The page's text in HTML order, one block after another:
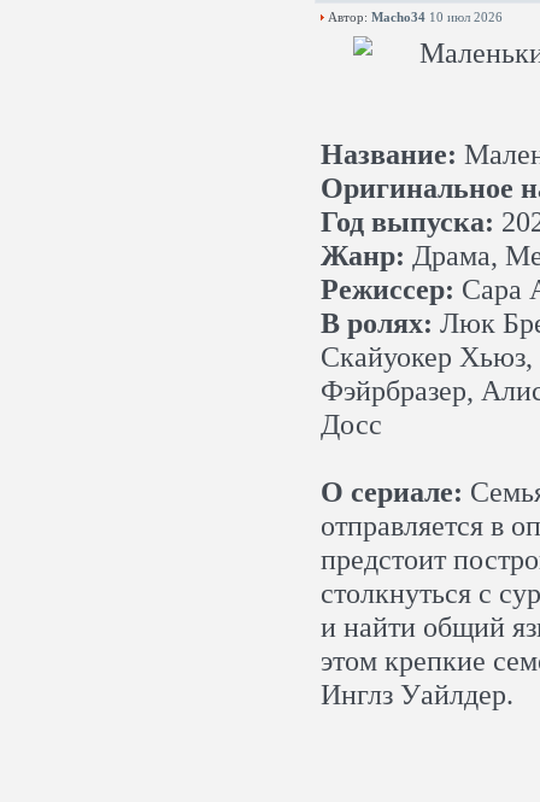
Автор: Macho34 10 июл 2026
Название:
Оригинальное
Год выпуска:
Жанр: Драма,
Режиссер: Сара
В ролях: Люк
Скайуокер
Фэйрбразер,
Досс
О сериале:
отправляется в
предстоит
столкнуться с
и найти общий
этом крепкие
Инглз Уайлдер.